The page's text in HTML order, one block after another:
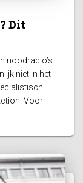
Dit
noodradio’s
niet in het
Voor